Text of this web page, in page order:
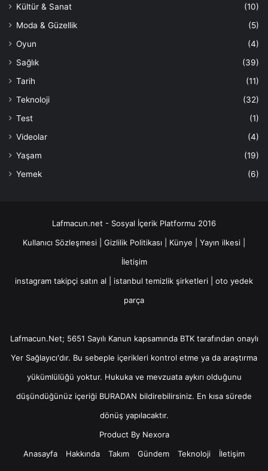
Kültür & Sanat
(10)
Moda & Güzellik
(5)
Oyun
(4)
Sağlık
(39)
Tarih
(11)
Teknoloji
(32)
Test
(1)
Videolar
(4)
Yaşam
(19)
Yemek
(6)
Lafmacun.net - Sosyal İçerik Platformu 2016
Kullanıcı Sözleşmesi
Gizlilik Politikası Künye Yayın ilkesi
İletişim
instagram takipçi satın al
istanbul temizlik şirketleri
oto yedek
parça
Lafmacun.Net; 5651 Sayılı Kanun kapsamında BTK tarafından onaylı
Yer Sağlayıcı'dır. Bu sebeple içerikleri kontrol etme ya da araştırma
yükümlülüğü yoktur. Hukuka ve mevzuata aykırı olduğunu
düşündüğünüz içeriği BURADAN bildirebilirsiniz. En kısa sürede
dönüş yapılacaktır.
Product By Nexora
Anasayfa
Hakkında Takım Gündem Teknoloji İletişim